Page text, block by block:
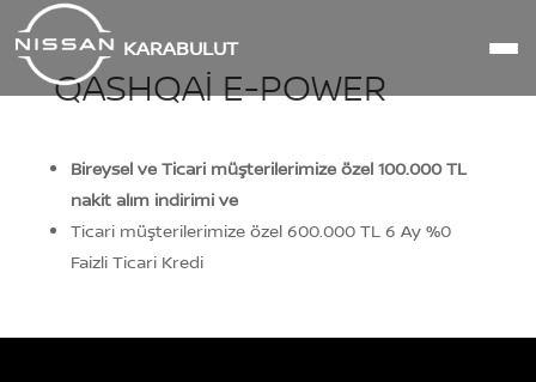
KARABULUT
QASHQAI E-POWER
Bireysel ve Ticari müşterilerimize özel 100.000 TL
nakit alım indirimi ve
Ticari müşterilerimize özel 600.000 TL 6 Ay %0
Faizli Ticari Kredi